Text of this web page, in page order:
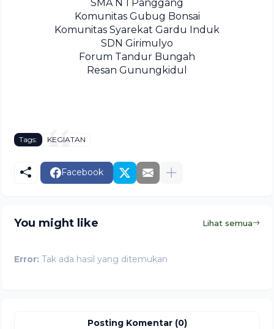
SMA N 1 Panggang
Komunitas Gubug Bonsai
Komunitas Syarekat Gardu Induk
SDN Girimulyo
Forum Tandur Bungah
Resan Gunungkidul
Tags: KEGIATAN
Facebook
You might like Lihat semua
Error: Tak ada hasil yang ditemukan
Posting Komentar (0)